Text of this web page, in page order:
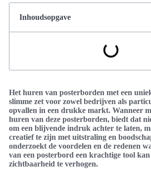
Inhoudsopgave
Het huren van posterborden met een
slimme zet voor zowel bedrijven als
opvallen in een drukke markt. Wanneer
huren van deze posterborden, biedt dat
om een blijvende indruk achter te laten,
creatief te zijn met uitstraling en
onderzoekt de voordelen en de redenen
van een posterbord een krachtige tool
zichtbaarheid te verhogen.